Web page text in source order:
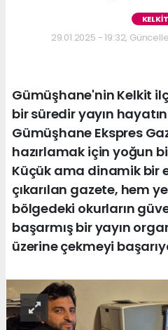
KELKİT
29.01.2025 - 19:32,
Gümüşhane'nin Kelkit
bir süredir yayın
Gümüşhane Ekspres
hazırlamak için yoğun
Küçük ama dinamik bir
çıkarılan gazete, hem
bölgedeki okurların
başarmış bir yayın
üzerine çekmeyi